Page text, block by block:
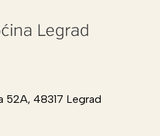
52A, 48317 Legrad